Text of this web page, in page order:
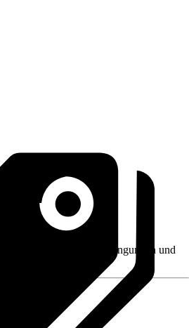
wie z. B. Rückgabebedingungen und
den Verkäufernamen.